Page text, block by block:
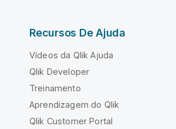
Recursos De Ajuda
Vídeos da Qlik Ajuda
Qlik Developer
Treinamento
Aprendizagem do Qlik
Qlik Customer Portal